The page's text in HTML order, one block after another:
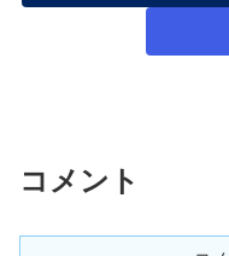
コメント